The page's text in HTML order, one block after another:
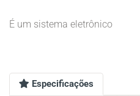
É um sistema eletrônico
Especificações